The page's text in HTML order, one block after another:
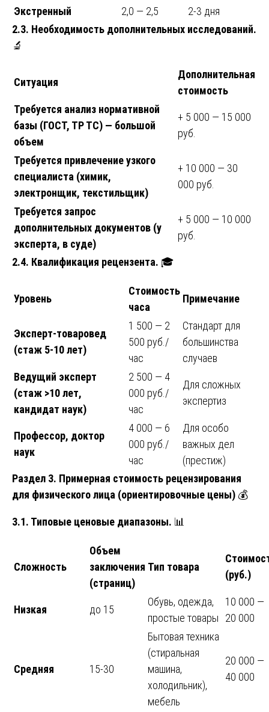
Экстренный
2,0 — 2,5
2-3 дня
2.3. Необходимость дополнительных исследований.
🔬
Ситуация
Дополнительная
стоимость
Требуется анализ нормативной
базы (ГОСТ, ТР ТС) — большой
объем
+ 5 000 — 15 000
руб.
Требуется привлечение узкого
специалиста (химик,
электронщик, текстильщик)
+ 10 000 — 30
000 руб.
Требуется запрос
дополнительных документов (у
эксперта, в суде)
+ 5 000 — 10 000
руб.
2.4. Квалификация рецензента. 🎓
Уровень
Стоимость
часа
Примечание
Эксперт-товаровед
(стаж 5-10 лет)
1 500 — 2
500 руб./
час
Стандарт для
большинства
случаев
Ведущий эксперт
(стаж >10 лет,
кандидат наук)
2 500 — 4
000 руб./
час
Для сложных
экспертиз
Профессор, доктор
наук
4 000 — 6
000 руб./
час
Для особо
важных дел
(престиж)
Раздел 3. Примерная стоимость рецензирования
для физического лица (ориентировочные цены) 💰
3.1. Типовые ценовые диапазоны. 📊
Сложность
Объем
заключения
(страниц)
Тип товара
(руб.)
Низкая до 15
Обувь, одежда,
простые товары
10 000 —
20 000
Средняя 15-30
Бытовая техника
(стиральная
машина,
холодильник),
мебель
20 000 —
40 000